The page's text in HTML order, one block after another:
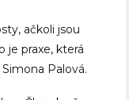
ačkoli jsou
je praxe, která
Palová.